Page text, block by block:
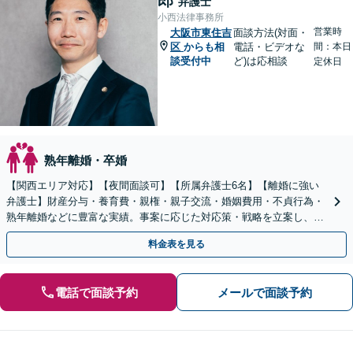
小西法律事務所
大阪市東住吉
区 からも相
談受付中
面談方法(対面・
電話・ビデオな
ど)は応相談
営業時
間：本日
定休日
熟年離婚・卒婚
【関西エリア対応】【夜間面談可】【所属弁護士6名】【離婚に強い
弁護士】財産分与・養育費・親権・親子交流・婚姻費用・不貞行為・
熟年離婚などに豊富な実績。事案に応じた対応策・戦略を立案し、全
力で闘います。明るい人生の再スタートを！
料金表を見る
電話で面談予約 メールで面談予約